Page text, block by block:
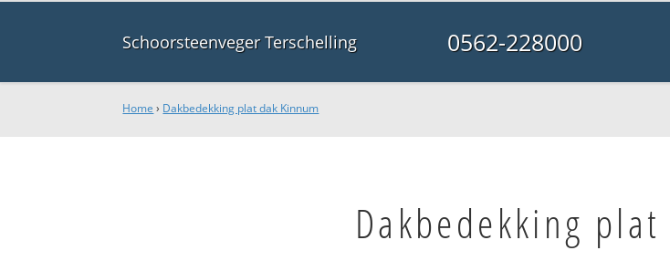
Schoorsteenveger Terschelling 0562-228000
Home › Dakbedekking plat dak Kinnum
Dakbedekking